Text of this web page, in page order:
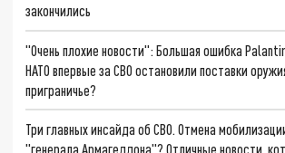
закончились
"Очень плохие новости": Большая ошибка
НАТО впервые за СВО остановили поставки
приграничье?
Три главных инсайда об СВО. Отмена
"генерала Армагеддона"? Отличные новости,